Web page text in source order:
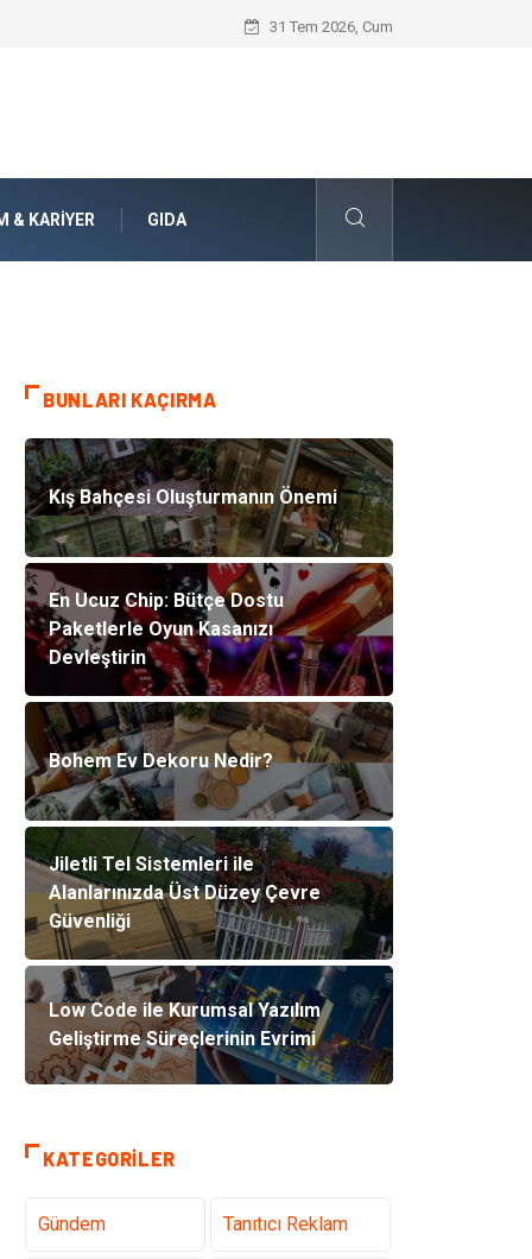
Jiletli Tel Sistemleri ile Alanlarınızda
31 Tem 2026, Cum
& KARIYER GIDA
BUNLARI KAÇIRMA
Kış Bahçesi Oluşturmanın Önemi
En Ucuz Chip: Bütçe Dostu
Paketlerle Oyun Kasanızı
Devleştirin
Bohem Ev Dekoru Nedir?
Jiletli Tel Sistemleri ile
Alanlarınızda Üst Düzey Çevre
Güvenliği
Low Code ile Kurumsal Yazılım
Geliştirme Süreçlerinin Evrimi
KATEGORILER
Gündem Tanıtıcı Reklam